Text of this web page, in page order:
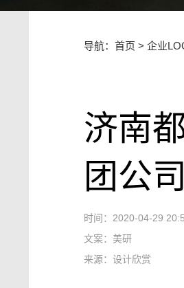
导航： 首页 > 企业
济南
团公
时间：2020-04-29
文案：美研
来源：设计欣赏